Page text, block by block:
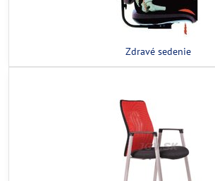
Zdravé sedenie